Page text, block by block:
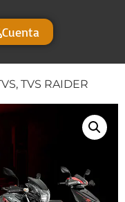
Cuenta
TVS RAIDER